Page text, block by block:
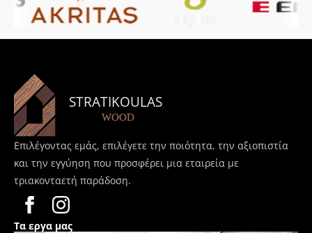
Επιλέγοντας εμάς, επιλέγετε την ποιότητα, την αξιοπιστία
και την εγγύηση που προσφέρει μια εταιρεία με
τριακονταετή παράδοση.
Τα εργα μας